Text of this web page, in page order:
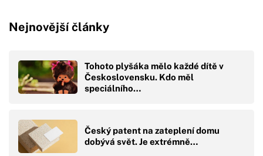
Nejnovější články
Tohoto plyšáka mělo každé dítě v
Československu. Kdo měl
speciálního…
Český patent na zateplení domu
dobývá svět. Je extrémně…